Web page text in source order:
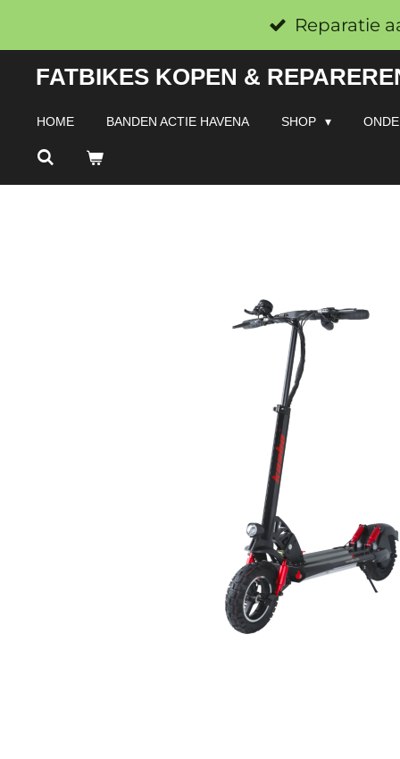
direct
naar
hoofdinhoud
Reparatie
FATBIKES KOPEN &
HOME BANDEN ACTIE HAVENA SHOP